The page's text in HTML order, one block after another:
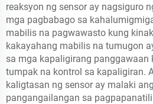
reaksyon ng sensor ay nagsiguro
mga pagbabago sa
mabilis na pagwawasto kung
kakayahang mabilis na tumugon
sa mga kapaligirang panggawaan
tumpak na kontrol sa kapaligiran.
kaligtasan ng sensor ay malaki
pangangailangan sa